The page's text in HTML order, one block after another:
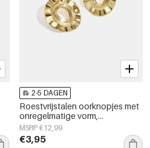
2-5 DAGEN
Roestvrijstalen oorknopjes met
onregelmatige vorm,
eenvoudige, alledaagse serie,
dames sieraden
MSRP €12,99
€3,95